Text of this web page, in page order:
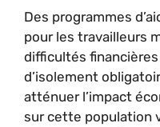
Des programmes
pour les travailleurs
difficultés
d’isolement
atténuer l’impact
sur cette population